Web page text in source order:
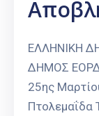
ΕΛΛΗΝΙΚΗ
ΔΗΜΟΣ
25ης
Πτολεμαΐδα